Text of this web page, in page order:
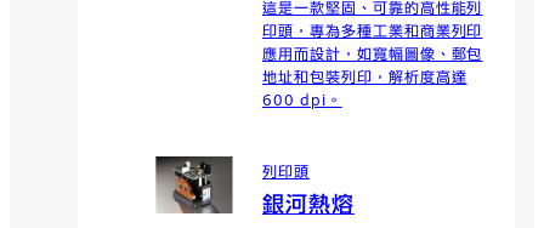
這是一款堅固、可靠的高性能列
印頭，專為多種工業和商業列印
應用而設計，如寬幅圖像、郵包
地址和包裝列印，解析度高達
600 dpi。
列印頭
銀河熱熔